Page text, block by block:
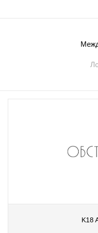
K18